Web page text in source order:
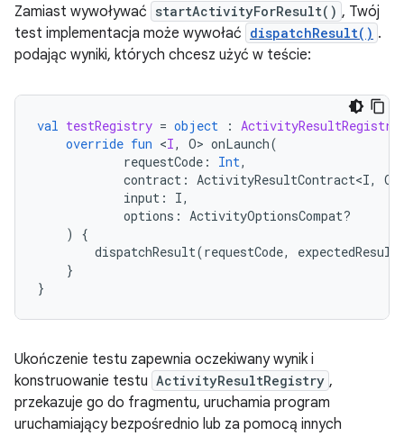
Zamiast wywoływać startActivityForResult() , Twój
test implementacja może wywołać dispatchResult() .
podając wyniki, których chcesz użyć w teście:
val testRegistry = object : ActivityResultRegistry
override fun <I, O> onLaunch(
requestCode : Int,
contract : ActivityResultContract<I, O
input : I,
options : ActivityOptionsCompat?
)
{
dispatchResult(requestCode, expectedResult
}
}
Ukończenie testu zapewnia oczekiwany wynik i
konstruowanie testu ActivityResultRegistry ,
przekazuje go do fragmentu, uruchamia program
uruchamiający bezpośrednio lub za pomocą innych